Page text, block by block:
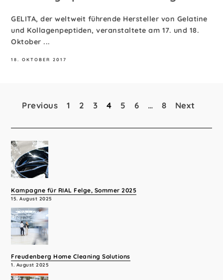
GELITA, der weltweit führende Hersteller von Gelatine
und Kollagenpeptiden, veranstaltete am 17. und 18.
Oktober ...
18. OKTOBER 2017
Seitennummerierung
der
Beiträge
Previous 1 2 3 4 5 6 … 8 Next
Kampagne für RIAL Felge, Sommer 2025
15. August 2025
Freudenberg Home Cleaning Solutions
1. August 2025